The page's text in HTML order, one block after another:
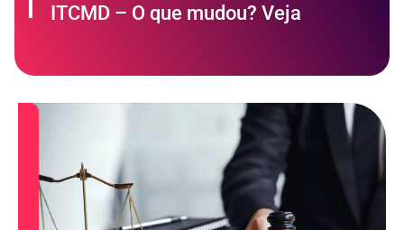
ITCMD – O que mudou? Veja